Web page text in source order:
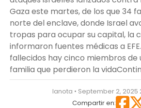
Gaza este martes, de los que 34
norte del enclave, donde Israel
tropas para ocupar su capital, la
informaron fuentes médicas a
fallecidos hay cinco miembros de
familia que perdieron la vida
lanota • September 2, 2025
Compartir en: